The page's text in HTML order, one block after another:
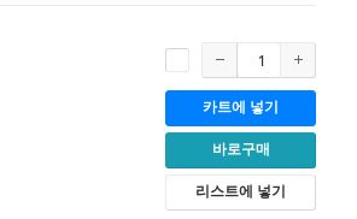
카트에 넣기
바로구매
리스트에 넣기